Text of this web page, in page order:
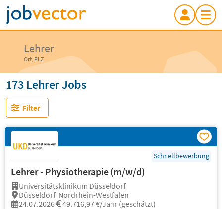
Lehrer
Ort, PLZ
173 Lehrer Jobs
Filter
Schnellbewerbung
Lehrer - Physiotherapie (m/w/d)
Universitätsklinikum Düsseldorf
Düsseldorf, Nordrhein-Westfalen
24.07.2026
49.716,97 €/Jahr (geschätzt)